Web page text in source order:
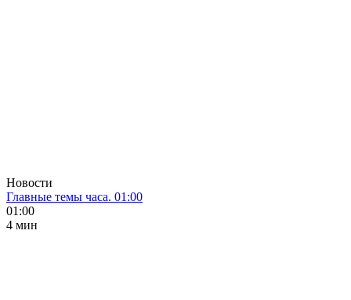
Новости
Главные темы часа. 01:00
01:00
4 мин